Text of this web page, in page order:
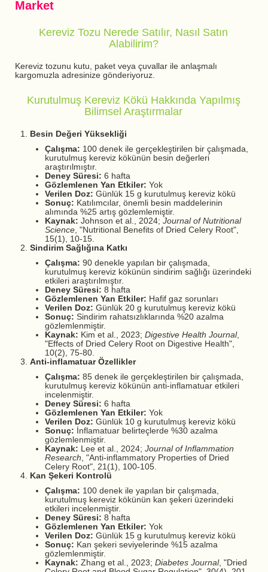
Market
Kereviz Tozu Nerede Satılır, Nasıl Satın
Alabilirim?
Kereviz tozunu kutu, paket veya çuvallar ile anlaşmalı
kargomuzla adresinize gönderiyoruz.
Kurutulmuş Kereviz Kökü Hakkında Yapılmış
Bilimsel Araştırmalar
Besin Değeri Yüksekliği
Çalışma: 100 denek ile gerçekleştirilen bir çalışmada,
kurutulmuş kereviz kökünün besin değerleri
araştırılmıştır.
Deney Süresi: 6 hafta
Gözlemlenen Yan Etkiler: Yok
Verilen Doz: Günlük 15 g kurutulmuş kereviz kökü
Sonuç: Katılımcılar, önemli besin maddelerinin
alımında %25 artış gözlemlemiştir.
Kaynak: Johnson et al., 2024; Journal of Nutritional
Science, "Nutritional Benefits of Dried Celery Root",
15(1), 10-15.
Sindirim Sağlığına Katkı
Çalışma: 90 denekle yapılan bir çalışmada,
kurutulmuş kereviz kökünün sindirim sağlığı üzerindeki
etkileri araştırılmıştır.
Deney Süresi: 8 hafta
Gözlemlenen Yan Etkiler: Hafif gaz sorunları
Verilen Doz: Günlük 20 g kurutulmuş kereviz kökü
Sonuç: Sindirim rahatsızlıklarında %20 azalma
gözlemlenmiştir.
Kaynak: Kim et al., 2023; Digestive Health Journal,
"Effects of Dried Celery Root on Digestive Health",
10(2), 75-80.
Anti-inflamatuar Özellikler
Çalışma: 85 denek ile gerçekleştirilen bir çalışmada,
kurutulmuş kereviz kökünün anti-inflamatuar etkileri
incelenmiştir.
Deney Süresi: 6 hafta
Gözlemlenen Yan Etkiler: Yok
Verilen Doz: Günlük 10 g kurutulmuş kereviz kökü
Sonuç: İnflamatuar belirteçlerde %30 azalma
gözlemlenmiştir.
Kaynak: Lee et al., 2024; Journal of Inflammation
Research, "Anti-inflammatory Properties of Dried
Celery Root", 21(1), 100-105.
Kan Şekeri Kontrolü
Çalışma: 100 denek ile yapılan bir çalışmada,
kurutulmuş kereviz kökünün kan şekeri üzerindeki
etkileri incelenmiştir.
Deney Süresi: 8 hafta
Gözlemlenen Yan Etkiler: Yok
Verilen Doz: Günlük 15 g kurutulmuş kereviz kökü
Sonuç: Kan şekeri seviyelerinde %15 azalma
gözlemlenmiştir.
Kaynak: Zhang et al., 2023; Diabetes Journal, "Dried